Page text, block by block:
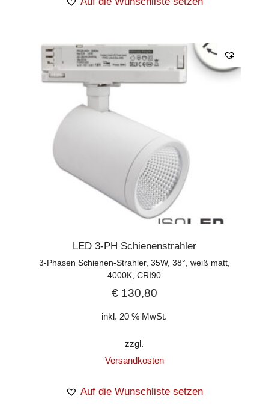
LED 3-PH Schienenstrahler
3-Phasen Schienen-Strahler, 35W, 38°, weiß matt,
4000K, CRI90
€130,80
inkl. 20 % MwSt.
zzgl.
Versandkosten
Auf die Wunschliste setzen